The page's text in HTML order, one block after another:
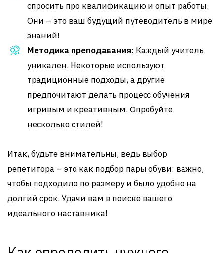
спросить про квалификацию и опыт работы.
Они – это ваш будущий путеводитель в мире
знаний!
Методика преподавания: Каждый учитель
уникален. Некоторые используют
традиционные подходы, а другие
предпочитают делать процесс обучения
игривым и креативным. Опробуйте
несколько стилей!
Итак, будьте внимательны, ведь выбор
репетитора – это как подбор пары обуви: важно,
чтобы подходило по размеру и было удобно на
долгий срок. Удачи вам в поиске вашего
идеального наставника!